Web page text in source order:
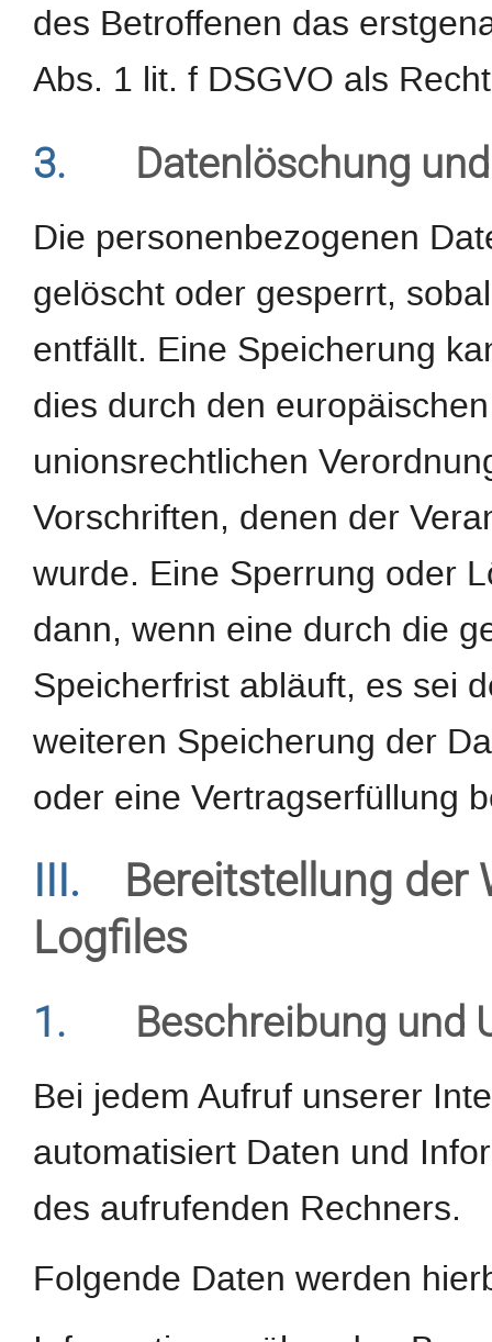
des Betroffenen das
Abs. 1 lit. f DSGVO als
3. Datenlöschung
Die personenbezogenen
gelöscht oder gesperrt,
entfällt. Eine Speicherung
dies durch den
unionsrechtlichen
Vorschriften, denen der
wurde. Eine Sperrung oder
dann, wenn eine durch die
Speicherfrist abläuft, es sei
weiteren Speicherung der
oder eine Vertragserfüllung
III.
Bereitstellung der
Logfiles
1. Beschreibung und
Bei jedem Aufruf unserer
automatisiert Daten und
des aufrufenden Rechners.
Folgende Daten werden